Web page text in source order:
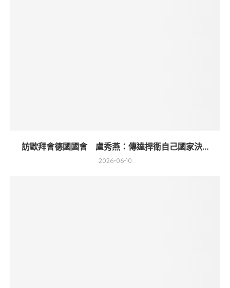
訪歐拜會德國國會 盧秀燕：傳達捍衛自己國家決...
2026-06-10